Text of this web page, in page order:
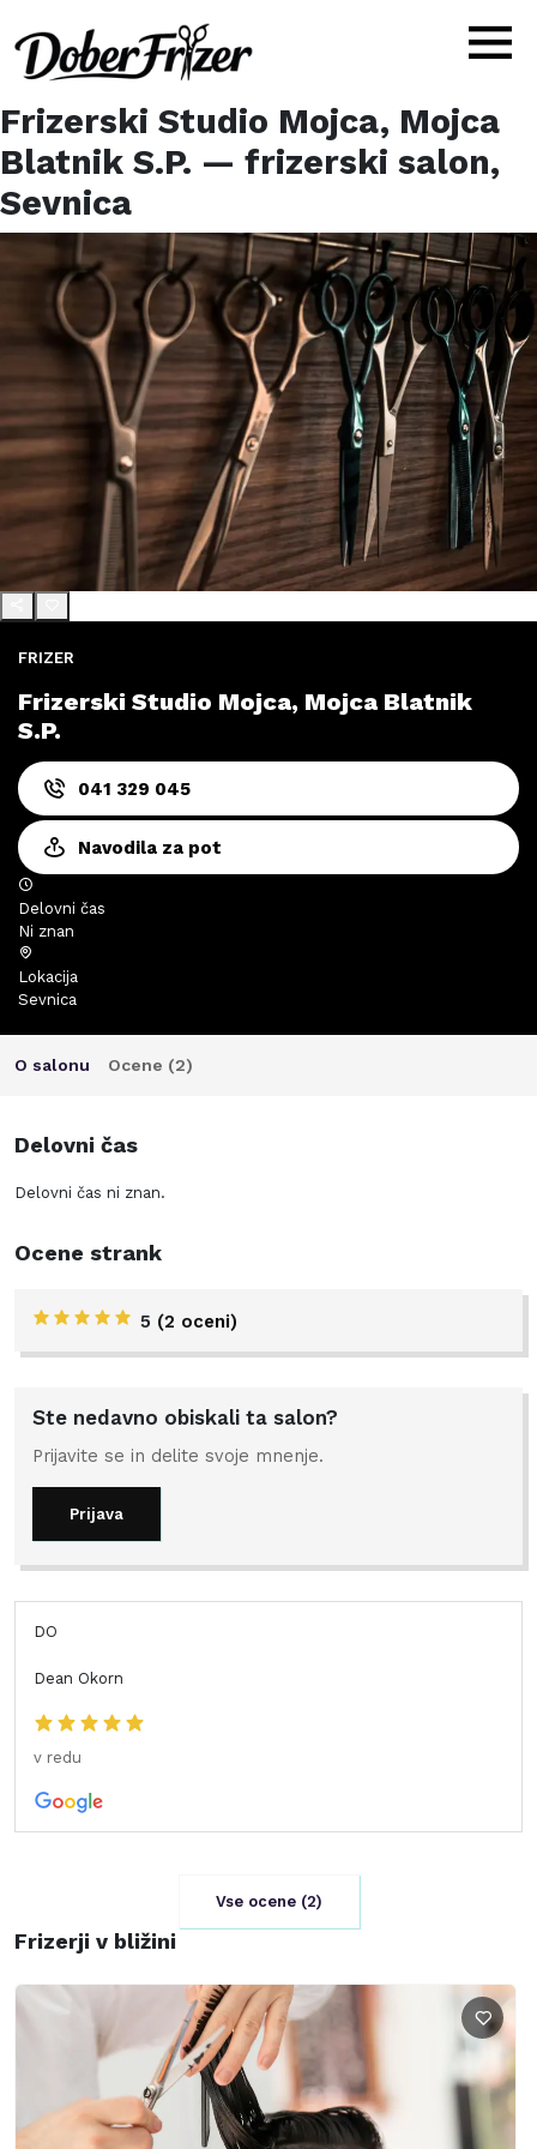
Frizerski Studio Mojca, Mojca
Blatnik S.P. — frizerski salon,
Sevnica
FRIZER
Frizerski Studio Mojca, Mojca Blatnik
S.P.
041 329 045
Navodila za pot
Delovni čas
Ni znan
Lokacija
Sevnica
O salonu Ocene (2)
Delovni čas
Delovni čas ni znan.
Ocene strank
5 (2 oceni)
Ste nedavno obiskali ta salon?
Prijavite se in delite svoje mnenje.
Prijava
DO
Dean Okorn
v redu
Vse ocene (2)
Frizerji v bližini